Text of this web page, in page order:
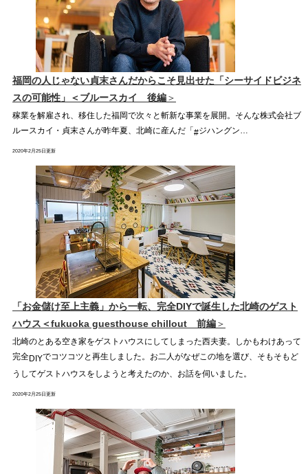
福岡の人じゃない貞末さんだからこそ見出せた「シーサイドビジネ
スの可能性」＜ブルースカイ 後編＞
稼業を解雇され、移住した福岡で次々と斬新な事業を展開。そんな株式会社ブ
ルースカイ・貞末さんが昨年夏、北崎に産んだ「 #ジハングン…
2020年2月25日更新
「お金儲け至上主義」から一転、完全DIYで誕生した北崎のゲスト
ハウス＜fukuoka guesthouse chillout 前編＞
北崎のとある空き家をゲストハウスにしてしまった西夫妻。しかもわけあって
完全 DIYでコツコツと再生しました。お二人がなぜこの地を選び、そもそもど
うしてゲストハウスをしようと考えたのか、お話を伺いました。
2020年2月25日更新